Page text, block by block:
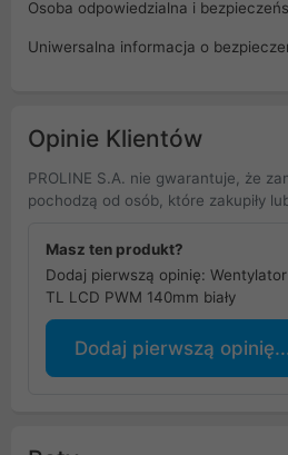
Osoba odpowiedzialna i
Uniwersalna informacja o
Opinie Klientów
PROLINE S.A. nie gwarantuje, że
pochodzą od osób, które zakupiły
Masz ten produkt?
Dodaj pierwszą opinię:
TL LCD PWM 140mm biały
Dodaj pierwszą